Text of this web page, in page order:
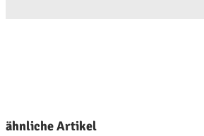
ähnliche Artikel